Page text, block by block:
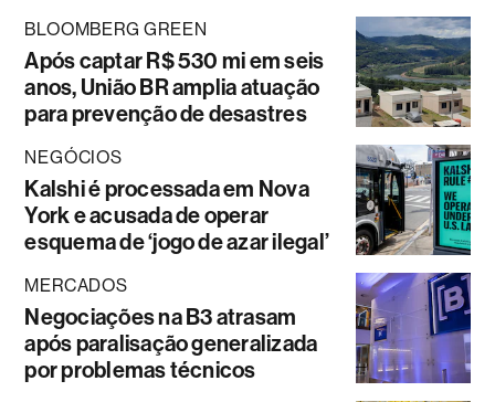
BLOOMBERG GREEN
Após captar R$ 530 mi em seis
anos, União BR amplia atuação
para prevenção de desastres
NEGÓCIOS
Kalshi é processada em Nova
York e acusada de operar
esquema de ‘jogo de azar ilegal’
MERCADOS
Negociações na B3 atrasam
após paralisação generalizada
por problemas técnicos